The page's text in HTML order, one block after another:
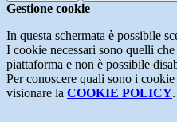
Gestione cookie
In questa schermata è possibile
I cookie necessari sono quelli
piattaforma e non è possibile
Per conoscere quali sono i
visionare la COOKIE POLICY.